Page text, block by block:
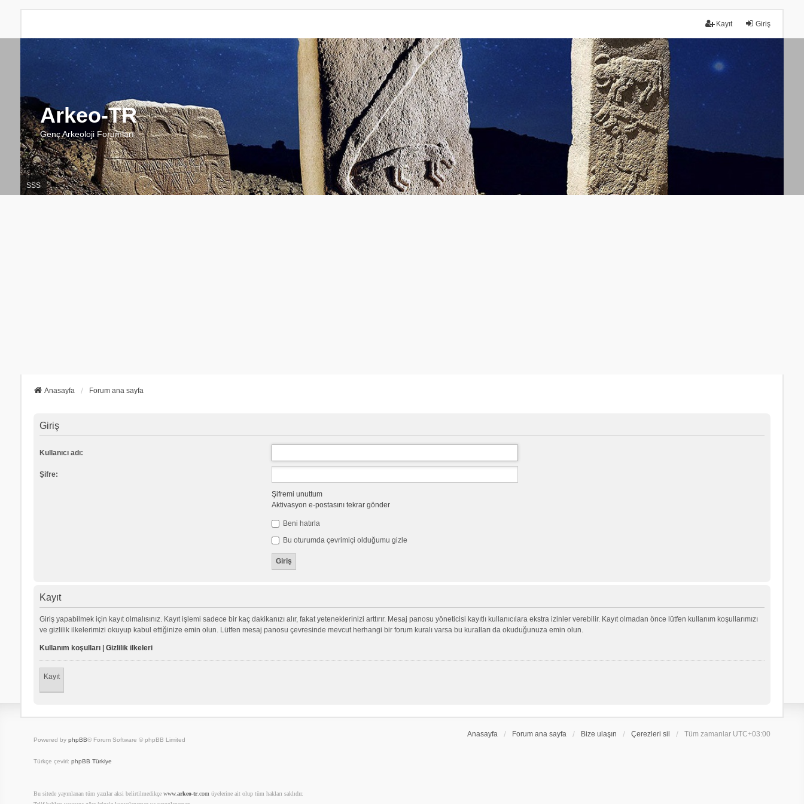
Giriş
Kayıt
Arkeo-TR
Genç Arkeoloji Forumları
SSS
Anasayfa Forum ana sayfa
Giriş
Kullanıcı adı:
Şifre:
Şifremi unuttum
Aktivasyon e-postasını tekrar gönder
Beni hatırla
Bu oturumda çevrimiçi olduğumu gizle
Kayıt
Giriş yapabilmek için kayıt olmalısınız. Kayıt işlemi sadece bir kaç dakikanızı alır, fakat yeteneklerinizi arttırır. Mesaj panosu yöneticisi kayıtlı kullanıcılara ekstra izinler verebilir. Kayıt olmadan önce lütfen kullanım koşullarımızı
ve gizlilik ilkelerimizi okuyup kabul ettiğinize emin olun. Lütfen mesaj panosu çevresinde mevcut herhangi bir forum kuralı varsa bu kuralları da okuduğunuza emin olun.
Kullanım koşulları| Gizlilik ilkeleri
Kayıt
Anasayfa Forum ana sayfa Bize ulaşın Çerezleri sil Tüm zamanlar UTC+03:00
Powered by phpBB® Forum Software © phpBB Limited
Türkçe çeviri: phpBB Türkiye
Bu sitede yayınlanan tüm yazılar aksi belirtilmedikçe www.arkeo-tr.com üyelerine ait olup tüm hakları saklıdır.